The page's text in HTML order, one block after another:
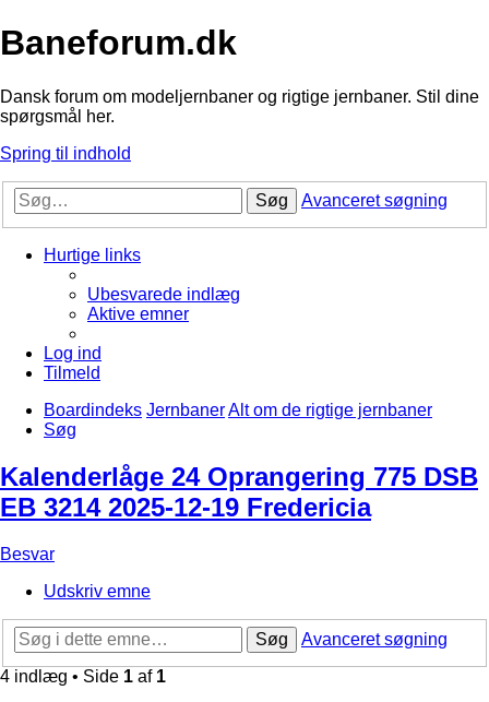
Baneforum.dk
Dansk forum om modeljernbaner og rigtige jernbaner. Stil dine
spørgsmål her.
Spring til indhold
Søg Avanceret søgning
Hurtige links
Ubesvarede indlæg
Aktive emner
Log ind
Tilmeld
Boardindeks JernbanerAlt om de rigtige jernbaner
Søg
Kalenderlåge 24 Oprangering 775 DSB
EB 3214 2025-12-19 Fredericia
Besvar
Udskriv emne
Søg
Avanceret søgning
4 indlæg • Side 1 af 1